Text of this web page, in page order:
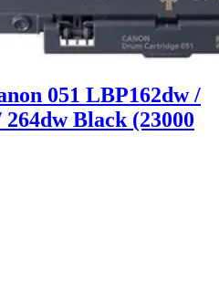
051 LBP162dw /
Black (23000